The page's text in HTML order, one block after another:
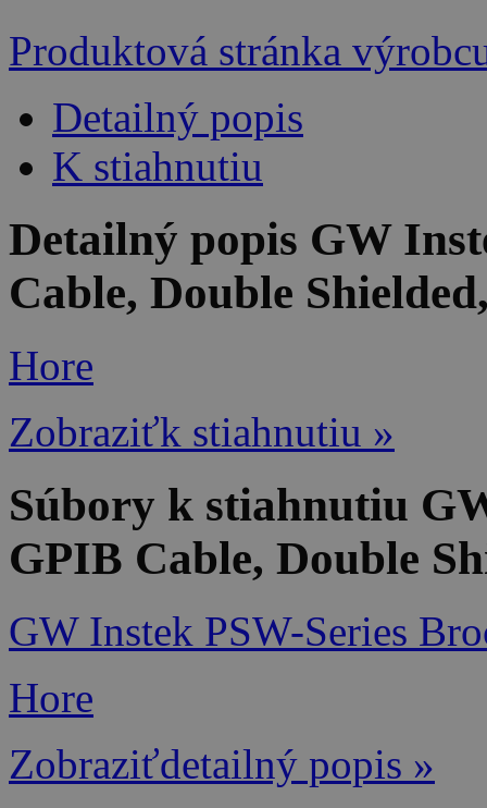
Produktová stránka
Detailný popis
K stiahnutiu
Detailný popis GW
Cable, Double
Hore
Zobraziťk stiahnutiu »
Súbory k stiahnutiu
GPIB Cable, Double
GW Instek PSW-Series
Hore
Zobraziťdetailný popis »